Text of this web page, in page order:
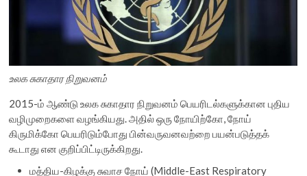
உலக சுகாதார நிறுவனம்
2015-ம் ஆண்டு உலக சுகாதார நிறுவனம் பெயரிடல்களுக்கான புதிய
வழிமுறைகளை வழங்கியது. அதில் ஒரு நோயிற்கோ, நோய்
கிருமிக்கோ பெயரிடும்போது பின்வருவனவற்றை பயன்படுத்தக்
கூடாது என குறிப்பிட்டிருக்கிறது.
மத்திய-கிழக்கு சுவாச நோய் (Middle-East Respiratory